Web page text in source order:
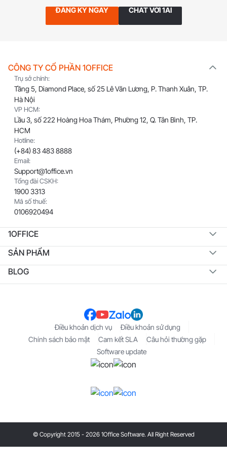
ĐĂNG KÝ NGAY CHAT VỚI 1AI
CÔNG TY CỔ PHẦN 1OFFICE
Trụ sở chính:
Tầng 5, Diamond Place, số 25 Lê Văn Lương, P. Thanh Xuân, TP.
Hà Nội
VP HCM:
Lầu 3, số 222 Hoàng Hoa Thám, Phường 12, Q. Tân Bình, TP.
HCM
Hotline:
(+84) 83 483 8888
Email:
Support@1office.vn
Tổng đài CSKH:
1900 3313
Mã số thuế:
0106920494
1OFFICE
SẢN PHẨM
BLOG
Điều khoản dịch vụ
Điều khoản sử dụng
Chính sách bảo mật
Cam kết SLA
Câu hỏi thường gặp
Software update
© Copyright 2015 - 2026 1Office Software. All Right Reserved